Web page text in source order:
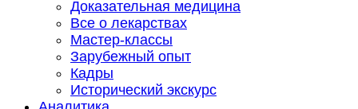
Доказательная медицина
Все о лекарствах
Мастер-классы
Зарубежный опыт
Кадры
Исторический экскурс